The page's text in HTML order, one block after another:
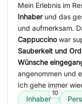
Mein Erlebnis im
Inhaberund das
und aufmerksam.
Cappuccinowar
Sauberkeit und
Wünsche
angenommen und
Ich gehe immer
Inhaber
10